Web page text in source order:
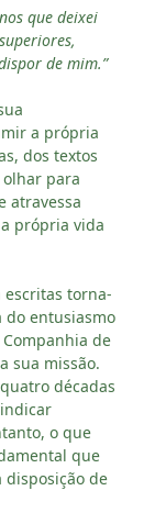
que deixei
de mim.”
a própria
dos textos
para
atravessa
própria vida
escritas torna-
do entusiasmo
de
sua missão.
décadas
o que
que
disposição de